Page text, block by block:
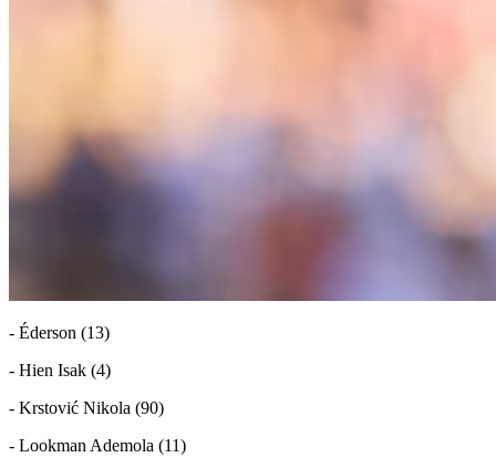
- Éderson (13)
- Hien Isak (4)
- Krstović Nikola (90)
- Lookman Ademola (11)